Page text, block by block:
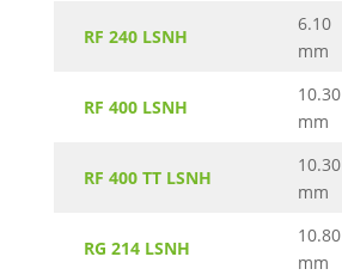
RF 240 LSNH
6.10
mm
RF 400 LSNH
10.30
mm
RF 400 TT LSNH
10.30
mm
RG 214 LSNH
10.80
mm